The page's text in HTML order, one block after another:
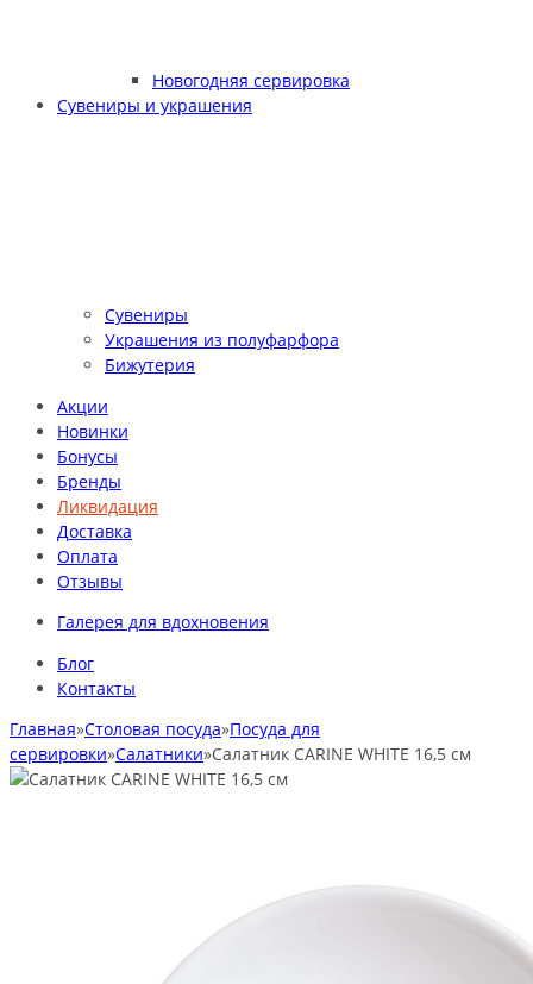
Новогодняя сервировка
Сувениры и украшения
Сувениры
Украшения из полуфарфора
Бижутерия
Акции
Новинки
Бонусы
Бренды
Ликвидация
Доставка
Оплата
Отзывы
Галерея для вдохновения
Блог
Контакты
Главная»Столовая посуда»Посуда для
сервировки»Салатники»Салатник CARINE WHITE 16,5 см